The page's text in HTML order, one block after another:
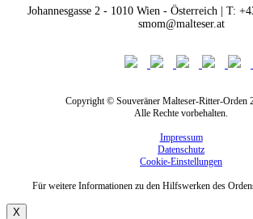
Johannesgasse 2 - 1010 Wien - Österreich | T:
smom@malteser.at
Copyright © Souveräner Malteser-Ritter-Orden
Alle Rechte vorbehalten.
Impressum
Datenschutz
Cookie-Einstellungen
Für weitere Informationen zu den Hilfswerken des
X